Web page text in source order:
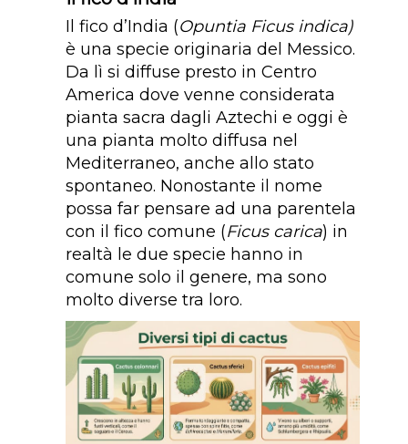
Il fico d’India (Opuntia Ficus indica)
è una specie originaria del Messico.
Da lì si diffuse presto in Centro
America dove venne considerata
pianta sacra dagli Aztechi e oggi è
una pianta molto diffusa nel
Mediterraneo, anche allo stato
spontaneo. Nonostante il nome
possa far pensare ad una parentela
con il fico comune (Ficus carica) in
realtà le due specie hanno in
comune solo il genere, ma sono
molto diverse tra loro.